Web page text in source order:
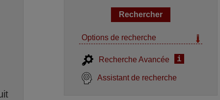
Options de recherche
Recherche Avancée i
Assistant de recherche